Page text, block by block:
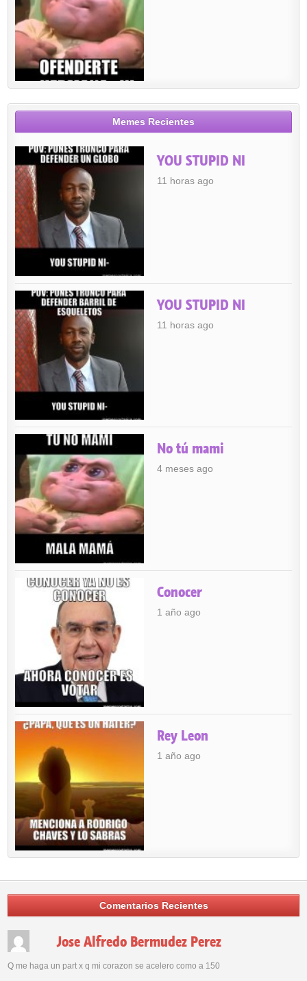
Memes Recientes
YOU STUPID NI
11 horas ago
YOU STUPID NI
11 horas ago
No tú mami
4 meses ago
Conocer
1 año ago
Rey Leon
1 año ago
Comentarios Recientes
Jose Alfredo Bermudez Perez
Q me haga un part x q mi corazon se acelero como a 150